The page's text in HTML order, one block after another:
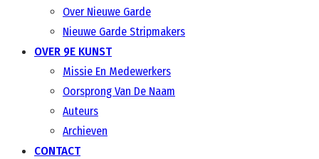
Over Nieuwe Garde
Nieuwe Garde Stripmakers
OVER 9E KUNST
Missie En Medewerkers
Oorsprong Van De Naam
Auteurs
Archieven
CONTACT